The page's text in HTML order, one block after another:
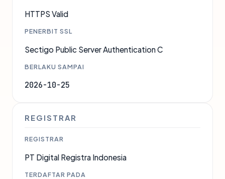
HTTPS Valid
PENERBIT SSL
Sectigo Public Server Authentication C
BERLAKU SAMPAI
2026-10-25
REGISTRAR
REGISTRAR
PT Digital Registra Indonesia
TERDAFTAR PADA